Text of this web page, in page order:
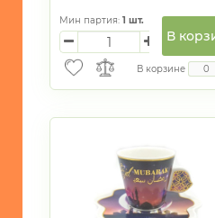
Хранение
БЫТОВАЯ
ТЕХНИКА
ХОЗЯЙСТВЕННЫЕ
Мин партия: 1 шт.
В
В корзине